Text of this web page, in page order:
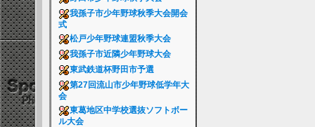
我孫子市少年野球秋季大会開会
式
松戸少年野球連盟秋季大会
我孫子市近隣少年野球大会
東武鉄道杯野田市予選
第27回流山市少年野球低学年大
会
東葛地区中学校選抜ソフトボー
ル大会